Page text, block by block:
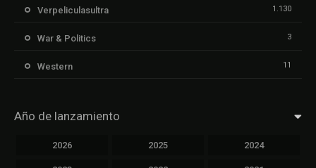
Verpeliculasultra 1.130
War & Politics 3
Western 11
Año de lanzamiento
2026 2025 2024